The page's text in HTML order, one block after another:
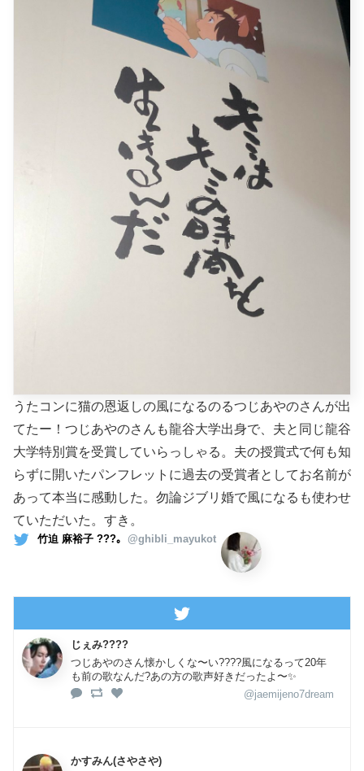
うたコンに猫の恩返しの風になるのるつじあやのさんが出
てたー！つじあやのさんも龍谷大学出身で、夫と同じ龍谷
大学特別賞を受賞していらっしゃる。夫の授賞式で何も知
らずに開いたパンフレットに過去の受賞者としてお名前が
あって本当に感動した。勿論ジブリ婚で風になるも使わせ
ていただいた。すき。
竹迫 麻裕子 ???｡ @ghibli_mayukot
じぇみ????
つじあやのさん懐かしくな〜い????風になるって20年
も前の歌なんだ?あの方の歌声好きだったよ〜✨
@jaemijeno7dream
かすみん(さやさや)